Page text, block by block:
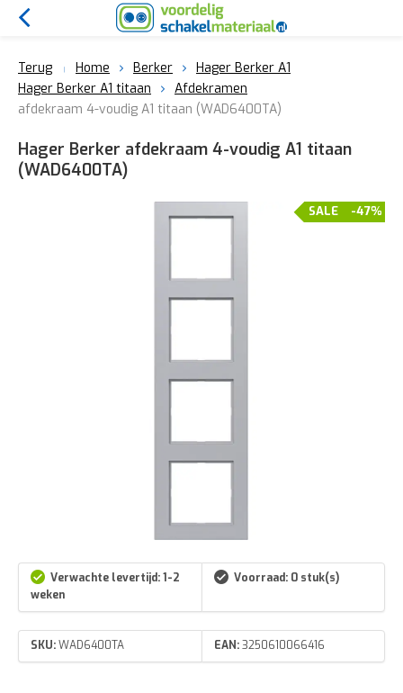
Terug Home Berker
Hager Berker A1
Hager Berker A1 titaan
Afdekramen
afdekraam 4-voudig A1 titaan (WAD6400TA)
Hager Berker afdekraam 4-voudig A1 titaan
(WAD6400TA)
-47%
SALE
Verwachte levertijd: 1-2
weken
Voorraad: 0 stuk(s)
SKU:WAD6400TA EAN:3250610066416